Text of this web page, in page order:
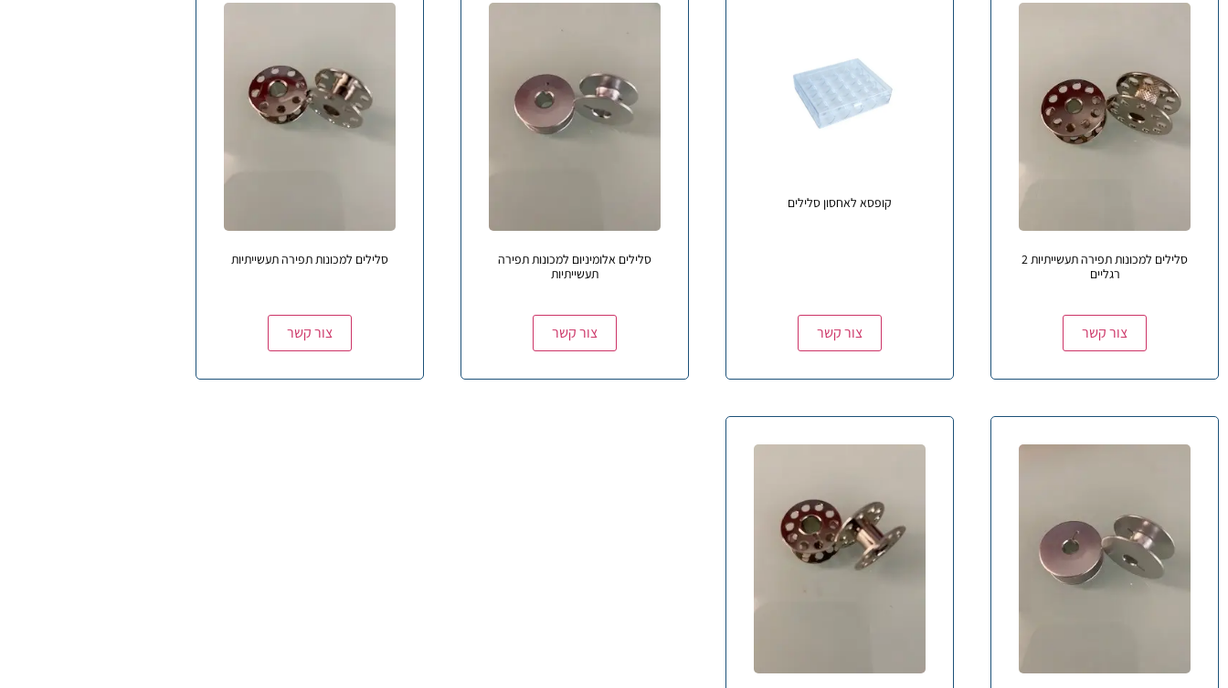
סלילים למכונות תפירה תעשייתיות 2
רגליים
צור קשר
קופסא לאחסון סלילים
צור קשר
סלילים אלומיניום למכונות תפירה
תעשייתיות
צור קשר
סלילים למכונות תפירה תעשייתיות
צור קשר